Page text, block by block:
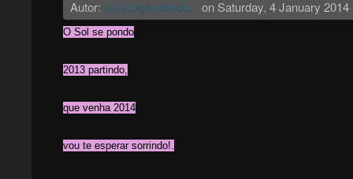
Autor: conceição corde... on Saturday, 4 January 2014
O Sol se pondo
2013 partindo,
que venha 2014
vou te esperar sorrindo!.